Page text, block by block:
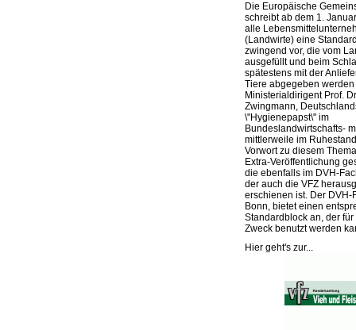
Die Europäische
schreibt ab dem 1.
alle
(Landwirte) eine
zwingend vor, die vom
ausgefüllt und beim
spätestens mit der
Tiere abgegeben werden
Ministerialdirigent Prof.
Zwingmann,
\"Hygienepapst\" im
Bundeslandwirtschafts-
mittlerweile im
Vorwort zu diesem
Extra-Veröffentlichung
die ebenfalls im DVH-
der auch die VFZ
erschienen ist. Der DVH-
Bonn, bietet einen
Standardblock an, der
Zweck benutzt werden
Hier geht's zur...